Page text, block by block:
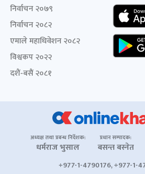
निर्वाचन २०७९
निर्वाचन २०८२
एमाले महाधिवेशन २०८२
विश्वकप २०२२
दशैं-बसैं २०८१
अध्यक्ष तथा प्रबन्ध निर्देशक:
धर्मराज भुसाल
प्रधान सम्पादक:
बसन्त बस्नेत
+977-1-4790176, +977-1-